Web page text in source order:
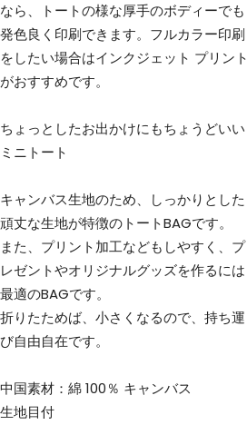
なら、トートの様な厚手のボディーでも
発色良く印刷できます。フルカラー印刷
をしたい場合はインクジェット プリント
がおすすめです。
ちょっとしたお出かけにもちょうどいい
ミニトート
キャンバス生地のため、しっかりとした
頑丈な生地が特徴のトートBAGです。
また、プリント加工などもしやすく、プ
レゼントやオリジナルグッズを作るには
最適のBAGです。
折りたためば、小さくなるので、持ち運
び自由自在です。
中国素材：綿 100％ キャンバス
生地目付